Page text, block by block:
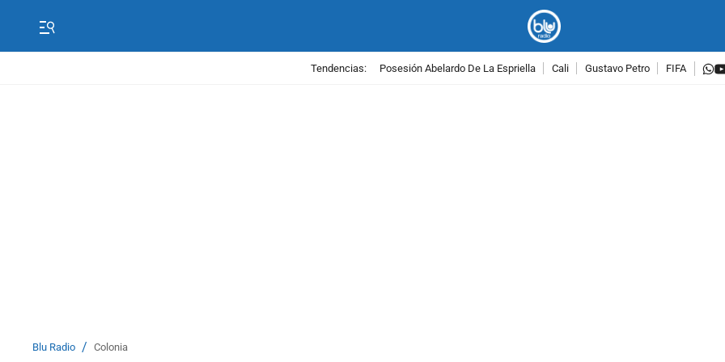
Tendencias: Posesión Abelardo De La Espriella Cali Gustavo Petro FIFA
Blu Radio / Colonia